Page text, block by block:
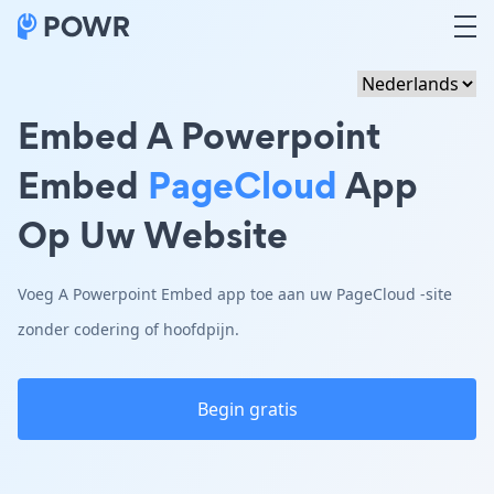
Embed A Powerpoint
Embed PageCloudApp
Op Uw Website
Voeg A Powerpoint Embed app toe aan uw PageCloud -site
zonder codering of hoofdpijn.
Begin gratis